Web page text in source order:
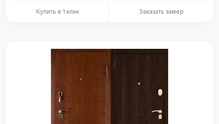
Купить в 1 клик Заказать замер